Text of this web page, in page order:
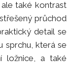
také kontrast
průchod
detail se
sprchu, která se
ložnice, a také